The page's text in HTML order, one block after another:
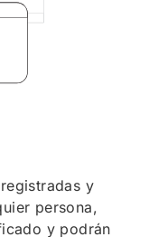
y
persona,
y podrán